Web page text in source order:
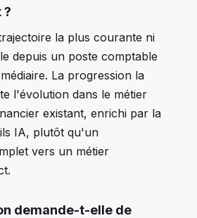
?
la plus courante ni
depuis un poste comptable
La progression la
l'évolution dans le métier
existant, enrichi par la
IA, plutôt qu'un
vers un métier
demande-t-elle de